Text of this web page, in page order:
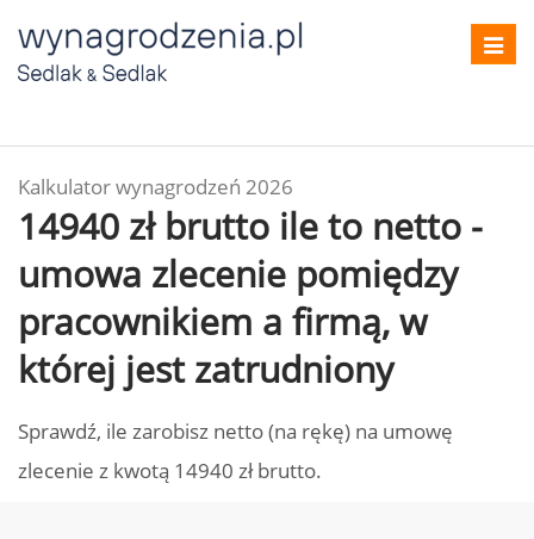
Kalkulator wynagrodzeń 2026
14940 zł brutto ile to netto -
umowa zlecenie pomiędzy
pracownikiem a firmą, w
której jest zatrudniony
Sprawdź, ile zarobisz netto (na rękę) na umowę
zlecenie z kwotą 14940 zł brutto.